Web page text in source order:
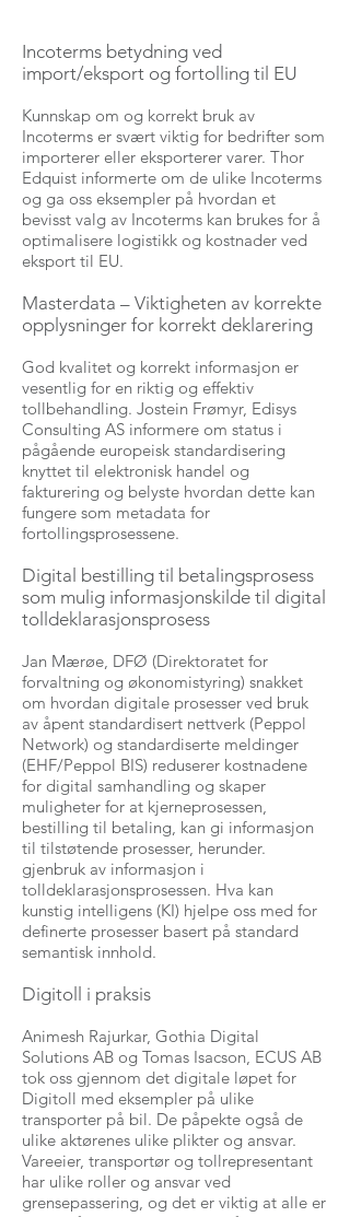
Incoterms betydning ved
import/eksport og fortolling til EU
Kunnskap om og korrekt bruk av
Incoterms er svært viktig for bedrifter som
importerer eller eksporterer varer. Thor
Edquist informerte om de ulike Incoterms
og ga oss eksempler på hvordan et
bevisst valg av Incoterms kan brukes for å
optimalisere logistikk og kostnader ved
eksport til EU.
Masterdata – Viktigheten av korrekte
opplysninger for korrekt deklarering
God kvalitet og korrekt informasjon er
vesentlig for en riktig og effektiv
tollbehandling. Jostein Frømyr, Edisys
Consulting AS informere om status i
pågående europeisk standardisering
knyttet til elektronisk handel og
fakturering og belyste hvordan dette kan
fungere som metadata for
fortollingsprosessene.
Digital bestilling til betalingsprosess
som mulig informasjonskilde til digital
tolldeklarasjonsprosess
Jan Mærøe, DFØ (Direktoratet for
forvaltning og økonomistyring) snakket
om hvordan digitale prosesser ved bruk
av åpent standardisert nettverk (Peppol
Network) og standardiserte meldinger
(EHF/Peppol BIS) reduserer kostnadene
for digital samhandling og skaper
muligheter for at kjerneprosessen,
bestilling til betaling, kan gi informasjon
til tilstøtende prosesser, herunder.
gjenbruk av informasjon i
tolldeklarasjonsprosessen. Hva kan
kunstig intelligens (KI) hjelpe oss med for
definerte prosesser basert på standard
semantisk innhold.
Digitoll i praksis
Animesh Rajurkar, Gothia Digital
Solutions AB og Tomas Isacson, ECUS AB
tok oss gjennom det digitale løpet for
Digitoll med eksempler på ulike
transporter på bil. De påpekte også de
ulike aktørenes ulike plikter og ansvar.
Vareeier, transportør og tollrepresentant
har ulike roller og ansvar ved
grensepassering, og det er viktig at alle er